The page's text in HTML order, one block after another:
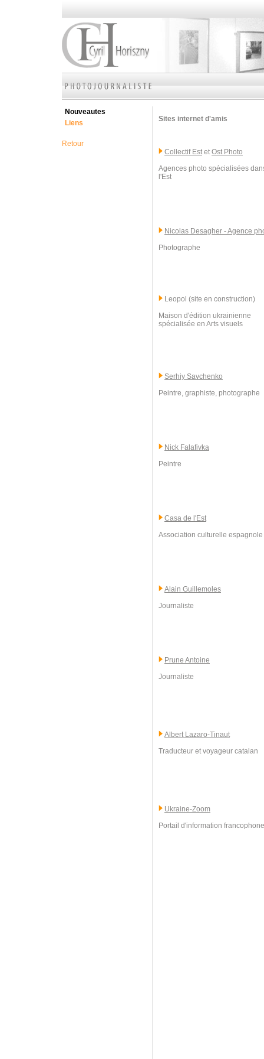
Nouveautes
Liens
Retour
Sites internet d'amis
Collectif Est et Ost Photo
Agences photo spécialisées
l'Est
Nicolas Desagher - Agence
Photographe
Leopol (site en construction)
Maison d'édition ukrainienne
spécialisée en Arts visuels
Serhiy Savchenko
Peintre, graphiste, photographe
Nick Falafivka
Peintre
Casa de l'Est
Association culturelle
Alain Guillemoles
Journaliste
Prune Antoine
Journaliste
Albert Lazaro-Tinaut
Traducteur et voyageur catalan
Ukraine-Zoom
Portail d'information